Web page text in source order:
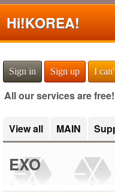
Hi!KOREA!
Sign in Sign up I
All our services are free!
View all MAIN
EXO